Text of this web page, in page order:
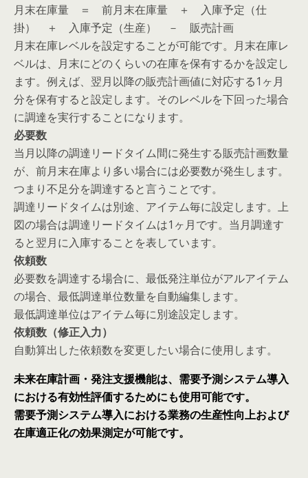
月末在庫量 ＝ 前月末在庫量 ＋ 入庫予定（仕
掛） ＋ 入庫予定（生産） － 販売計画
月末在庫レベルを設定することが可能です。月末在庫レ
ベルは、月末にどのくらいの在庫を保有するかを設定し
ます。例えば、翌月以降の販売計画値に対応する1ヶ月
分を保有すると設定します。そのレベルを下回った場合
に調達を実行することになります。
必要数
当月以降の調達リードタイム間に発生する販売計画数量
が、前月末在庫より多い場合には必要数が発生します。
つまり不足分を調達すると言うことです。
調達リードタイムは別途、アイテム毎に設定します。上
図の場合は調達リードタイムは1ヶ月です。当月調達す
ると翌月に入庫することを表しています。
依頼数
必要数を調達する場合に、最低発注単位がアルアイテム
の場合、最低調達単位数量を自動編集します。
最低調達単位はアイテム毎に別途設定します。
依頼数（修正入力）
自動算出した依頼数を変更したい場合に使用します。
未来在庫計画・発注支援機能は、需要予測システム導入
における有効性評価するためにも使用可能です。
需要予測システム導入における業務の生産性向上および
在庫適正化の効果測定が可能です。